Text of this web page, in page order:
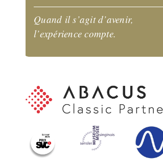
Quand il s’agit d’avenir,
l’expérience compte.